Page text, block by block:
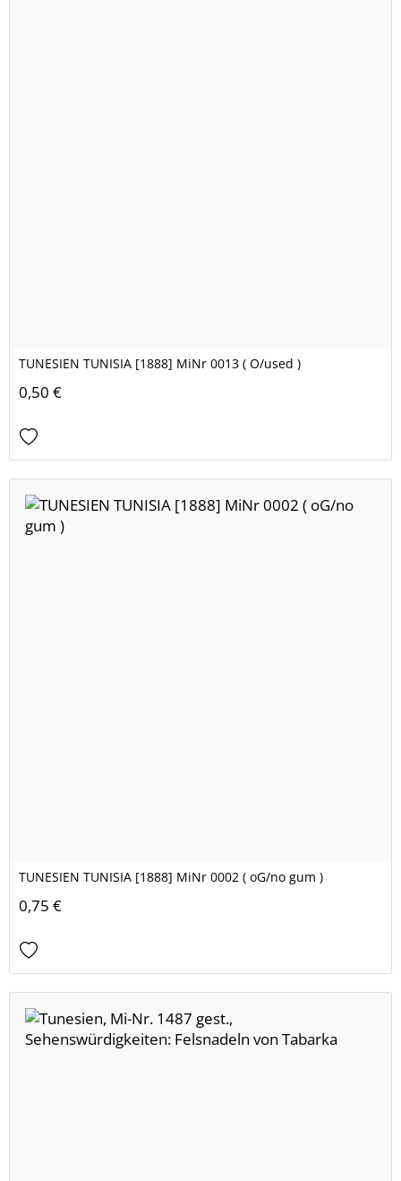
TUNESIEN TUNISIA [1888] MiNr 0013 ( O/used )
0,50 €
TUNESIEN TUNISIA [1888] MiNr 0002 ( oG/no gum )
0,75 €